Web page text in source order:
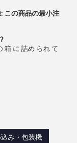
この商品の最小注
箱 に 詰め られ て
み・包装機